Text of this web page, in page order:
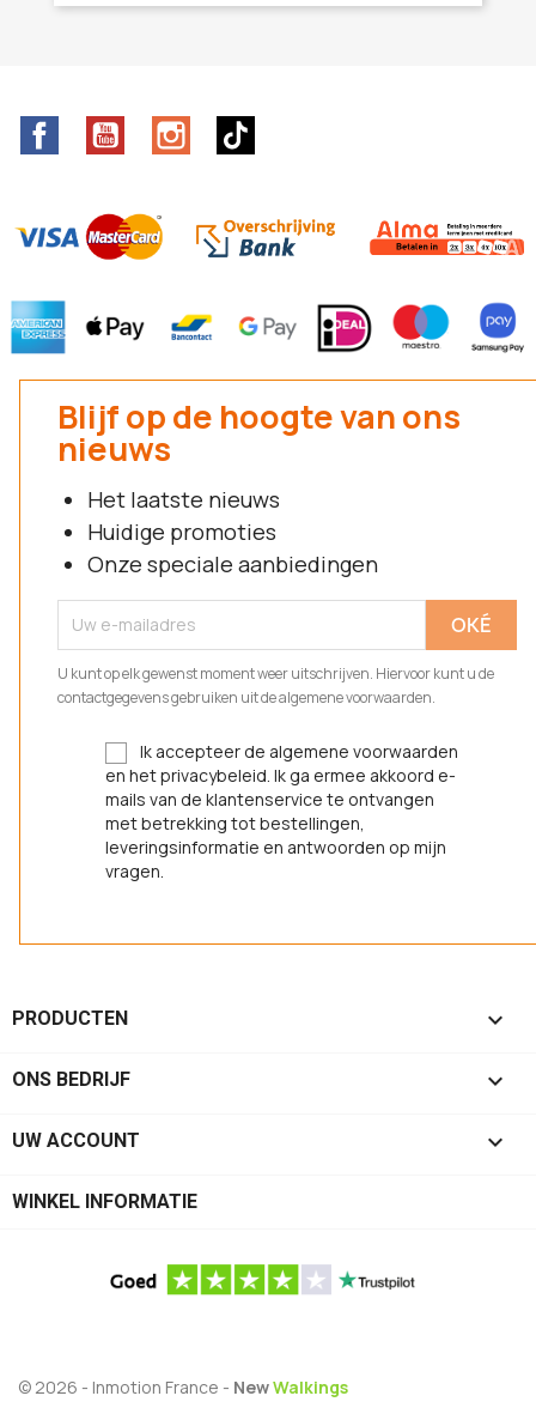
FacebookYouTube Instagram
Blijf op de hoogte van ons
nieuws
Het laatste nieuws
Huidige promoties
Onze speciale aanbiedingen
U kunt op elk gewenst moment weer uitschrijven. Hiervoor kunt u de
contactgegevens gebruiken uit de algemene voorwaarden.
Ik accepteer de algemene voorwaarden
en het privacybeleid. Ik ga ermee akkoord e-
mails van de klantenservice te ontvangen
met betrekking tot bestellingen,
leveringsinformatie en antwoorden op mijn
vragen.
PRODUCTEN 
ONS BEDRIJF 
UW ACCOUNT 
WINKEL INFORMATIE
© 2026 - Inmotion France - NewWalkings